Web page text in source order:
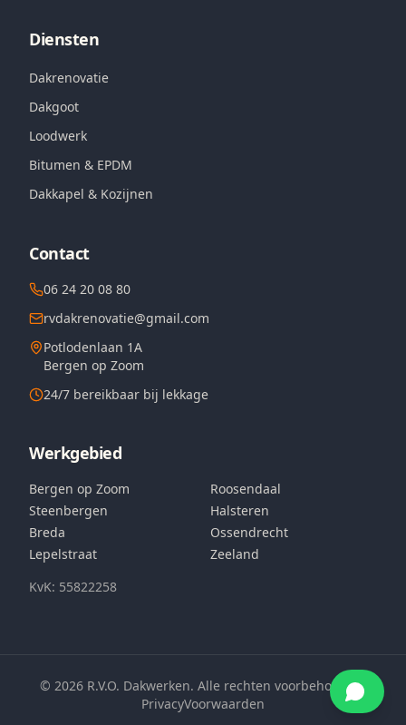
Diensten
Dakrenovatie
Dakgoot
Loodwerk
Bitumen & EPDM
Dakkapel & Kozijnen
Contact
06 24 20 08 80
rvdakrenovatie@gmail.com
Potlodenlaan 1A
Bergen op Zoom
24/7 bereikbaar bij lekkage
Werkgebied
Bergen op Zoom
Roosendaal
Steenbergen
Halsteren
Breda
Ossendrecht
Lepelstraat
Zeeland
KvK: 55822258
© 2026R.V.O. Dakwerken. Alle rechten voorbehouden.
PrivacyVoorwaarden